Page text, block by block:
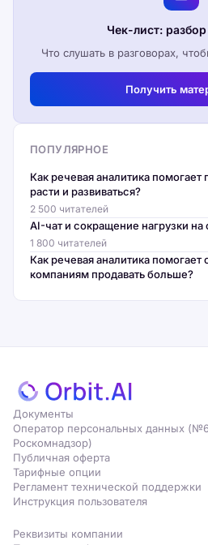
Чек-лист:
Что слушать в разговорах,
Получить
ПОПУЛЯРНОЕ
Как речевая аналитика
расти и развиваться?
2 500 читателей
AI-чат и сокращение нагрузки на
1 800 читателей
Как речевая аналитика
компаниям продавать больше?
Документы
Оператор персональных данных
Роскомнадзор)
Публичная оферта
Тарифные опции
Регламент технической поддержки
Инструкция пользователя
Реквизиты компании